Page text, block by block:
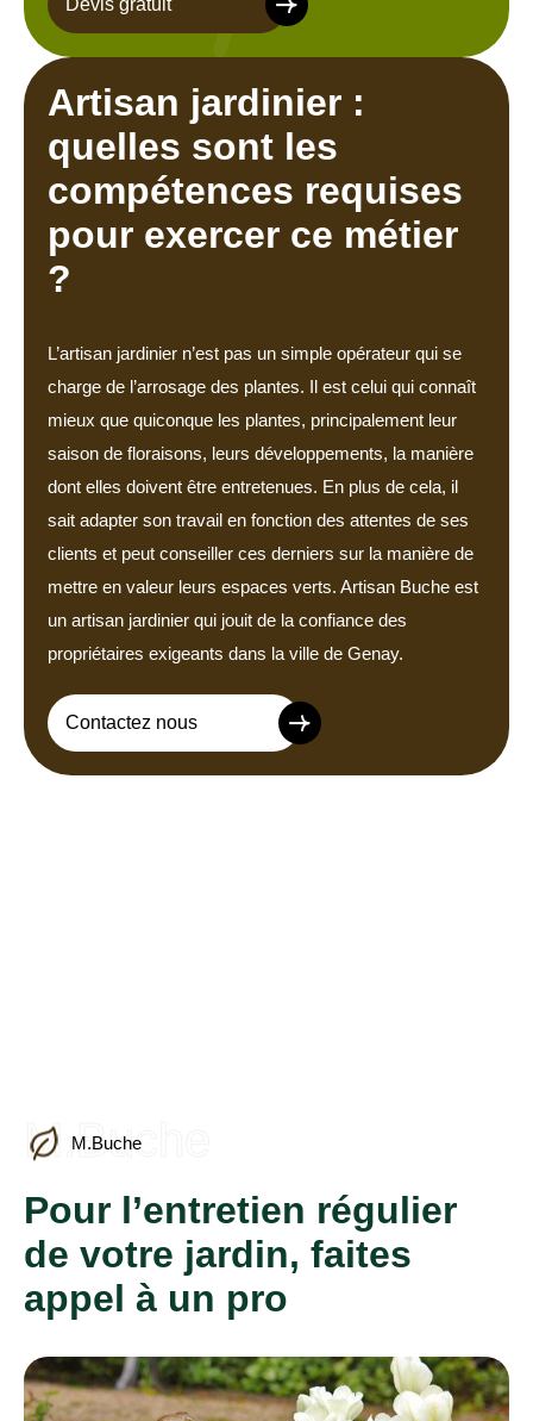
Devis gratuit
Artisan jardinier :
quelles sont les
compétences requises
pour exercer ce métier
?
L’artisan jardinier n’est pas un simple opérateur qui se
charge de l’arrosage des plantes. Il est celui qui connaît
mieux que quiconque les plantes, principalement leur
saison de floraisons, leurs développements, la manière
dont elles doivent être entretenues. En plus de cela, il
sait adapter son travail en fonction des attentes de ses
clients et peut conseiller ces derniers sur la manière de
mettre en valeur leurs espaces verts. Artisan Buche est
un artisan jardinier qui jouit de la confiance des
propriétaires exigeants dans la ville de Genay.
Contactez nous
M.Buche
M.Buche
Pour l’entretien régulier
de votre jardin, faites
appel à un pro